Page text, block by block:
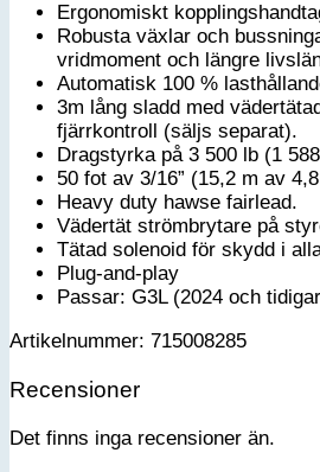
Ergonomiskt
Robusta växlar och
vridmoment och längre
Automatisk 100 %
3m lång sladd med
fjärrkontroll (säljs separat).
Dragstyrka på 3 500 lb (1
50 fot av 3/16” (15,2 m av
Heavy duty hawse fairlead.
Vädertät strömbrytare på
Tätad solenoid för skydd i
Plug-and-play
Passar: G3L (2024 och
Artikelnummer: 715008285
Recensioner
Det finns inga recensioner än.